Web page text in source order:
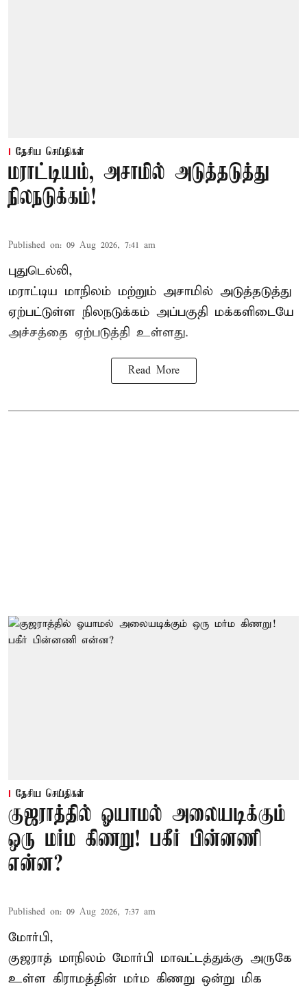
தேசிய செய்திகள்
மராட்டியம், அசாமில் அடுத்தடுத்து
நிலநடுக்கம்!
Published on: 09 Aug 2026, 7:41 am
புதுடெல்லி,
மராட்டிய மாநிலம் மற்றும் அசாமில் அடுத்தடுத்து
ஏற்பட்டுள்ள நிலநடுக்கம் அப்பகுதி மக்களிடையே
அச்சத்தை ஏற்படுத்தி உள்ளது.
Read More
தேசிய செய்திகள்
குஜராத்தில் ஓயாமல் அலையடிக்கும்
ஒரு மர்ம கிணறு! பகீர் பின்னணி
என்ன?
Published on: 09 Aug 2026, 7:37 am
மோர்பி,
குஜராத் மாநிலம் மோர்பி மாவட்டத்துக்கு அருகே
உள்ள கிராமத்தின் மர்ம கிணறு ஒன்று மிக